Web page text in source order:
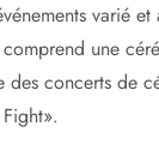
varié
une
concerts de